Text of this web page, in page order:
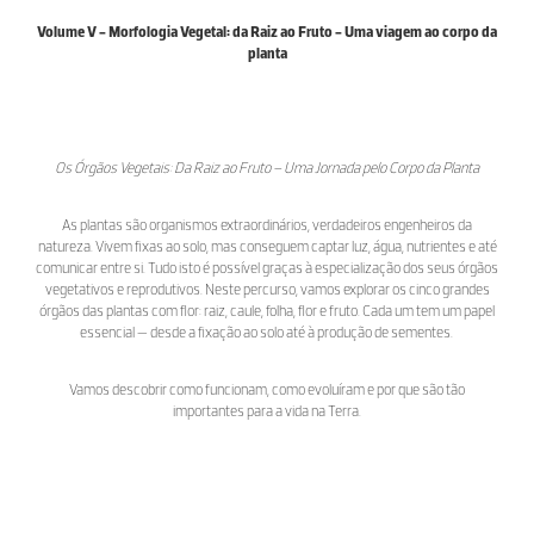
Volume V - Morfologia Vegetal: da Raiz ao Fruto - Uma viagem ao corpo da
planta
Os Órgãos Vegetais: Da Raiz ao Fruto – Uma Jornada pelo Corpo da Planta
As plantas são organismos extraordinários, verdadeiros engenheiros da
natureza. Vivem fixas ao solo, mas conseguem captar luz, água, nutrientes e até
comunicar entre si. Tudo isto é possível graças à especialização dos seus órgãos
vegetativos e reprodutivos. Neste percurso, vamos explorar os cinco grandes
órgãos das plantas com flor: raiz, caule, folha, flor e fruto. Cada um tem um papel
essencial — desde a fixação ao solo até à produção de sementes.
Vamos descobrir como funcionam, como evoluíram e por que são tão
importantes para a vida na Terra.